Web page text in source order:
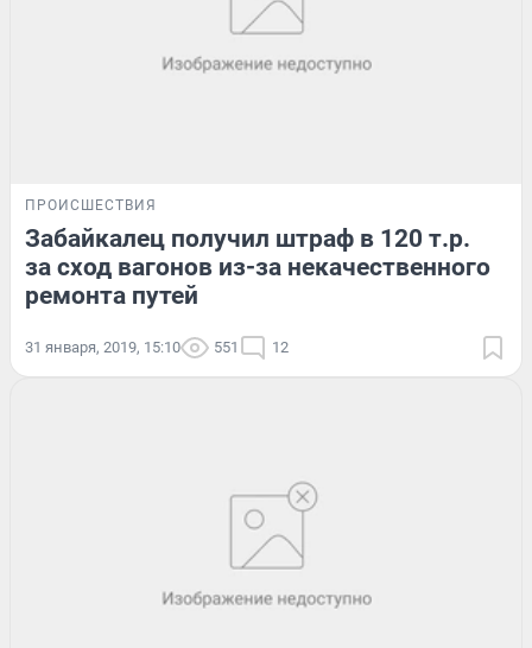
ПРОИСШЕСТВИЯ
Забайкалец получил штраф в 120 т.р.
за сход вагонов из-за некачественного
ремонта путей
31 января, 2019, 15:10 551 12